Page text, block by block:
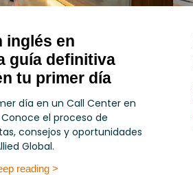
inglés en
guía definitiva
tu primer día
día en un Call Center en
el proceso de
consejos y oportunidades
Global.
reading >